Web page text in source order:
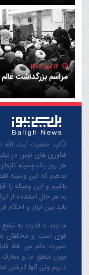
12 مهر 1403
مراسم بزرگداشت
تأکید حضرت آیت الله
فناوری های نوین در
هر روز یک وسیله
بدهیم که این وسیله
باشیم و این وسیله را
به هر حال استفاده از
باید بین ابزار و احکام
ما باید با قدرت به
قوی است و مخالفان
صورت «کم من فئة
چون منطق‌ ما و
داریم ولی آنها